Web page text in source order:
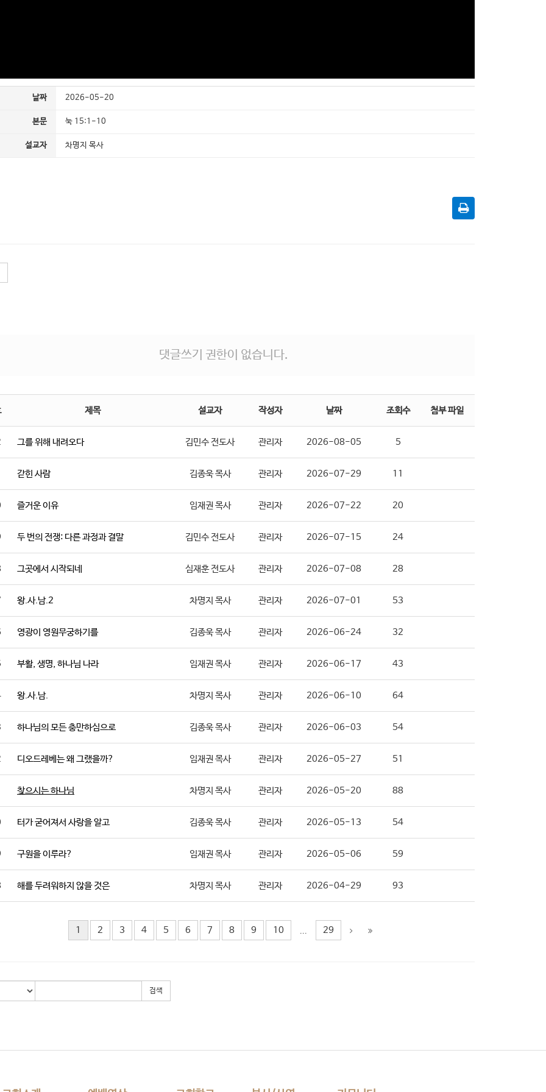
날짜 2026-05-20
본문 눅 15:1-10
설교자 차명지 목사
댓글쓰기 권한이 없습니다.
제목 설교자 작성자 날짜 조회수 첨부 파일
그를 위해 내려오다 김민수 전도사 관리자 2026-08-05 5
갇힌 사람 김종욱 목사 관리자 2026-07-29 11
즐거운 이유 임재권 목사 관리자 2026-07-22 20
두 번의 전쟁: 다른 과정과 결말 김민수 전도사 관리자 2026-07-15 24
그곳에서 시작되네 심재훈 전도사 관리자 2026-07-08 28
왕.사.남.2 차명지 목사 관리자 2026-07-01 53
영광이 영원무궁하기를 김종욱 목사 관리자 2026-06-24 32
부활, 생명, 하나님 나라 임재권 목사 관리자 2026-06-17 43
왕.사.남. 차명지 목사 관리자 2026-06-10 64
하나님의 모든 충만하심으로 김종욱 목사 관리자 2026-06-03 54
디오드레베는 왜 그랬을까? 임재권 목사 관리자 2026-05-27 51
찾으시는 하나님 차명지 목사 관리자 2026-05-20 88
터가 굳어져서 사랑을 알고 김종욱 목사 관리자 2026-05-13 54
구원을 이루라? 임재권 목사 관리자 2026-05-06 59
해를 두려워하지 않을 것은 차명지 목사 관리자 2026-04-29 93
1 2 3 4 5 6 7 8 9 10 ... 29
검색